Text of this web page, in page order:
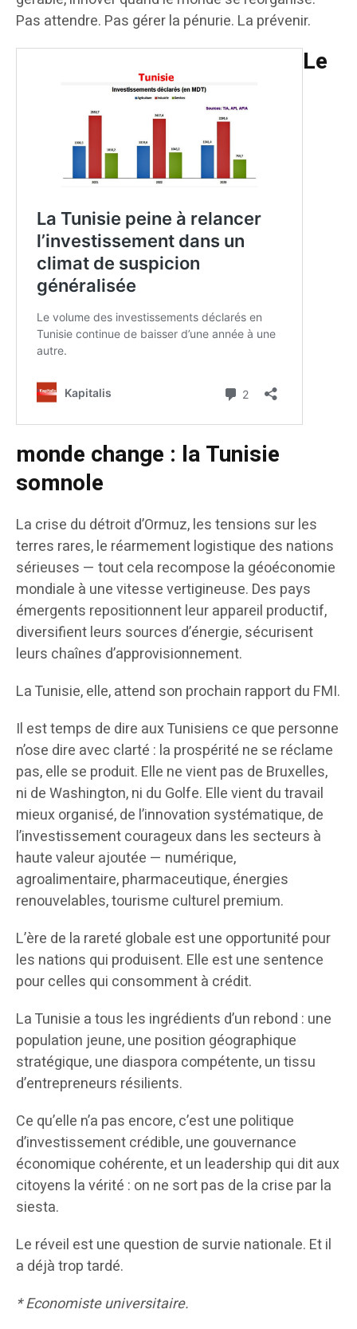
Pas attendre. Pas gérer la pénurie. La prévenir.
Le
monde change : la Tunisie
somnole
La crise du détroit d’Ormuz, les tensions sur les
terres rares, le réarmement logistique des nations
sérieuses — tout cela recompose la géoéconomie
mondiale à une vitesse vertigineuse. Des pays
émergents repositionnent leur appareil productif,
diversifient leurs sources d’énergie, sécurisent
leurs chaînes d’approvisionnement.
La Tunisie, elle, attend son prochain rapport du FMI.
Il est temps de dire aux Tunisiens ce que personne
n’ose dire avec clarté : la prospérité ne se réclame
pas, elle se produit. Elle ne vient pas de Bruxelles,
ni de Washington, ni du Golfe. Elle vient du travail
mieux organisé, de l’innovation systématique, de
l’investissement courageux dans les secteurs à
haute valeur ajoutée — numérique,
agroalimentaire, pharmaceutique, énergies
renouvelables, tourisme culturel premium.
L’ère de la rareté globale est une opportunité pour
les nations qui produisent. Elle est une sentence
pour celles qui consomment à crédit.
La Tunisie a tous les ingrédients d’un rebond : une
population jeune, une position géographique
stratégique, une diaspora compétente, un tissu
d’entrepreneurs résilients.
Ce qu’elle n’a pas encore, c’est une politique
d’investissement crédible, une gouvernance
économique cohérente, et un leadership qui dit aux
citoyens la vérité : on ne sort pas de la crise par la
siesta.
Le réveil est une question de survie nationale. Et il
a déjà trop tardé.
* Economiste universitaire.